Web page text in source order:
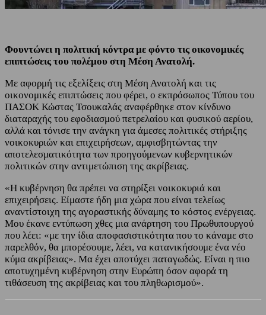
Φουντώνει η πολιτική κόντρα με φόντο τις οικονομικές
επιπτώσεις του πολέμου στη Μέση Ανατολή.
Με αφορμή τις εξελίξεις στη Μέση Ανατολή και τις
οικονομικές επιπτώσεις που φέρει, ο εκπρόσωπος Τύπου του
ΠΑΣΟΚ Κώστας Τσουκαλάς αναφέρθηκε στον κίνδυνο
διαταραχής του εφοδιασμού πετρελαίου και φυσικού αερίου,
αλλά και τόνισε την ανάγκη για άμεσες πολιτικές στήριξης
νοικοκυριών και επιχειρήσεων, αμφισβητώντας την
αποτελεσματικότητα των προηγούμενων κυβερνητικών
πολιτικών στην αντιμετώπιση της ακρίβειας.
«Η κυβέρνηση θα πρέπει να στηρίξει νοικοκυριά και
επιχειρήσεις. Είμαστε ήδη μια χώρα που είναι τελείως
αναντίστοιχη της αγοραστικής δύναμης το κόστος ενέργειας.
Μου έκανε εντύπωση χθες μια ανάρτηση του Πρωθυπουργού
που λέει: «με την ίδια αποφασιστικότητα που το κάναμε στο
παρελθόν, θα μπορέσουμε, λέει, να κατανικήσουμε ένα νέο
κύμα ακρίβειας». Μα έχει αποτύχει παταγωδώς. Είναι η πιο
αποτυχημένη κυβέρνηση στην Ευρώπη όσον αφορά τη
τιθάσευση της ακρίβειας και του πληθωρισμού».